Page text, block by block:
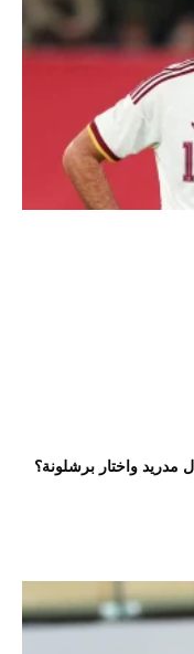
مدريد واختار برشلونة؟